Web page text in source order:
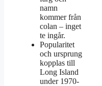
namn
kommer från
colan – inget
te ingår.
Popularitet
och ursprung
kopplas till
Long Island
under 1970-